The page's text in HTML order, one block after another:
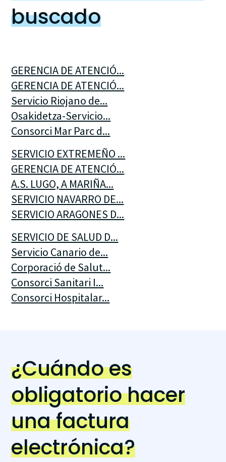
buscado
GERENCIA DE ATENCIÓ...
GERENCIA DE ATENCIÓ...
Servicio Riojano de...
Osakidetza-Servicio...
Consorci Mar Parc d...
SERVICIO EXTREMEÑO ...
GERENCIA DE ATENCIÓ...
A.S. LUGO, A MARIÑA...
SERVICIO NAVARRO DE...
SERVICIO ARAGONES D...
SERVICIO DE SALUD D...
Servicio Canario de...
Corporació de Salut...
Consorci Sanitari I...
Consorci Hospitalar...
¿Cuándo es
obligatorio hacer
una factura
electrónica?